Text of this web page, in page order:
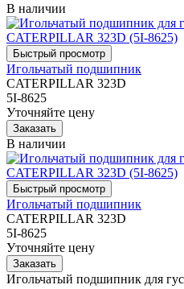
В наличии
Игольчатый подшипник
CATERPILLAR 323D
5I-8625
Уточняйте цену
В наличии
Игольчатый подшипник
CATERPILLAR 323D
5I-8625
Уточняйте цену
Игольчатый подшипник для